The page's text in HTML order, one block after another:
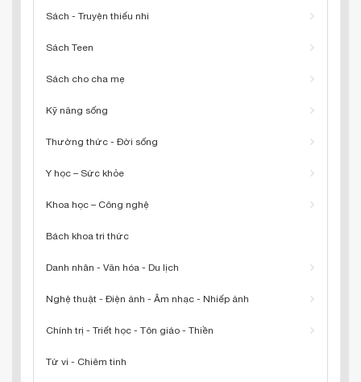
Sách - Truyện thiếu nhi
Sách Teen
Sách cho cha mẹ
Kỹ năng sống
Thường thức - Đời sống
Y học – Sức khỏe
Khoa học – Công nghệ
Bách khoa tri thức
Danh nhân - Văn hóa - Du lịch
Nghệ thuật - Điện ảnh - Âm nhạc - Nhiếp ảnh
Chính trị - Triết học - Tôn giáo - Thiền
Tử vi - Chiêm tinh